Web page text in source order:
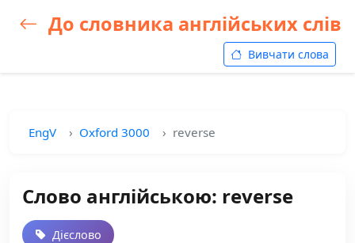
До словника англійських слів
Вивчати слова
EngV Oxford 3000 reverse
Слово англійською: reverse
Дієслово